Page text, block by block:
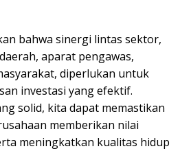
bahwa sinergi lintas sektor,
aparat pengawas,
diperlukan untuk
investasi yang efektif.
solid, kita dapat memastikan
memberikan nilai
meningkatkan kualitas hidup